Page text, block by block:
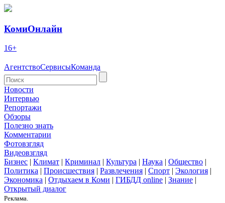
КомиОнлайн
16+
АгентствоСервисыКоманда
Новости
Интервью
Репортажи
Обзоры
Полезно знать
Комментарии
Фотовзгляд
Видеовзгляд
Бизнес | Климат | Криминал | Культура | Наука | Общество |
Политика | Происшествия | Развлечения | Спорт | Экология |
Экономика | Отдыхаем в Коми | ГИБДД online | Знание |
Открытый диалог
Реклама.